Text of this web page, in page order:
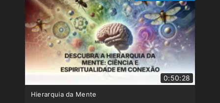
0:50:28
Hierarquia da Mente